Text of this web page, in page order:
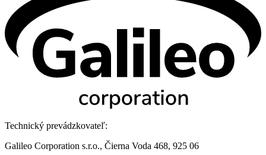
Technický prevádzkovateľ:
Galileo Corporation s.r.o., Čierna Voda 468, 925 06